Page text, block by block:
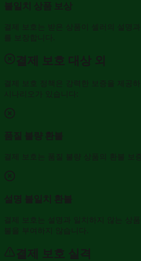
불일치 상품 보상
결제 보호는 받은 상품이 셀러의 설명
를 보장합니다.
결제 보호 대상 외
결제 보호 정책은 강력한 보증을 제공하
시나리오가 있습니다:
품질 불량 환불
결제 보호는 품질 불량 상품의 환불 보
설명 불일치 환불
결제 보호는 설명과 일치하지 않는 상
불을 부여하지 않습니다.
결제 보호 실격